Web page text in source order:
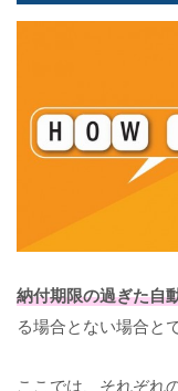
納付期限の過ぎた自
る場合とない場合と
ここでは、それぞれ